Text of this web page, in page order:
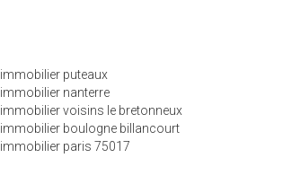
immobilier puteaux
immobilier nanterre
immobilier voisins le bretonneux
immobilier boulogne billancourt
immobilier paris 75017